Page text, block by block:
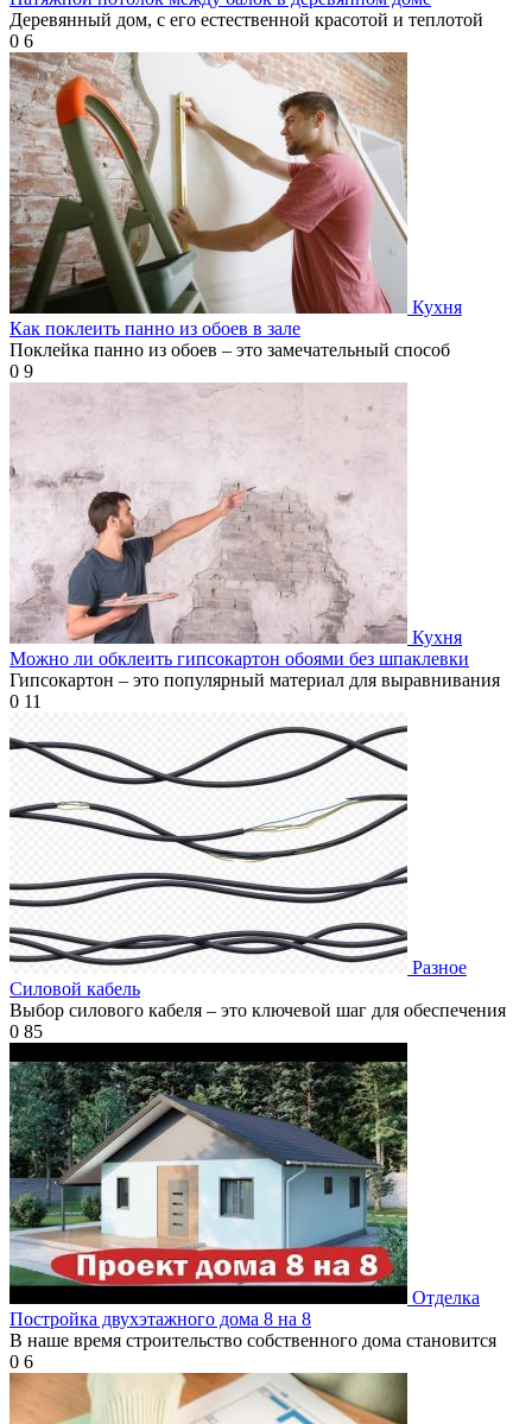
Деревянный дом, с его естественной красотой и теплотой
0 6
Кухня
Как поклеить панно из обоев в зале
Поклейка панно из обоев – это замечательный способ
0 9
Кухня
Можно ли обклеить гипсокартон обоями без шпаклевки
Гипсокартон – это популярный материал для выравнивания
0 11
Разное
Силовой кабель
Выбор силового кабеля – это ключевой шаг для обеспечения
0 85
Отделка
Постройка двухэтажного дома 8 на 8
В наше время строительство собственного дома становится
0 6